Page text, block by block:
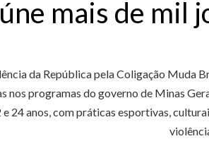
mais de mil
da República pela Coligação Muda
nos programas do governo de Minas
24 anos, com práticas esportivas,